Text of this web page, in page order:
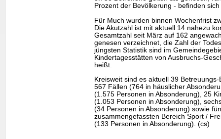
Prozent der Bevölkerung - befinden
Für Much wurden binnen Wochenfrist
Die Akutzahl ist mit aktuell 14 nahezu
Gesamtzahl seit März auf 162
genesen verzeichnet, die Zahl der
jüngsten Statistik sind im
Kindertagesstätten von Ausbruchs-
heißt.
Kreisweit sind es aktuell 39
567 Fällen (764 in häuslicher
(1.575 Personen in Absonderung), 25
(1.053 Personen in Absonderung),
(34 Personen in Absonderung) sowie
zusammengefassten Bereich Sport /
(133 Personen in Absonderung). (cs)